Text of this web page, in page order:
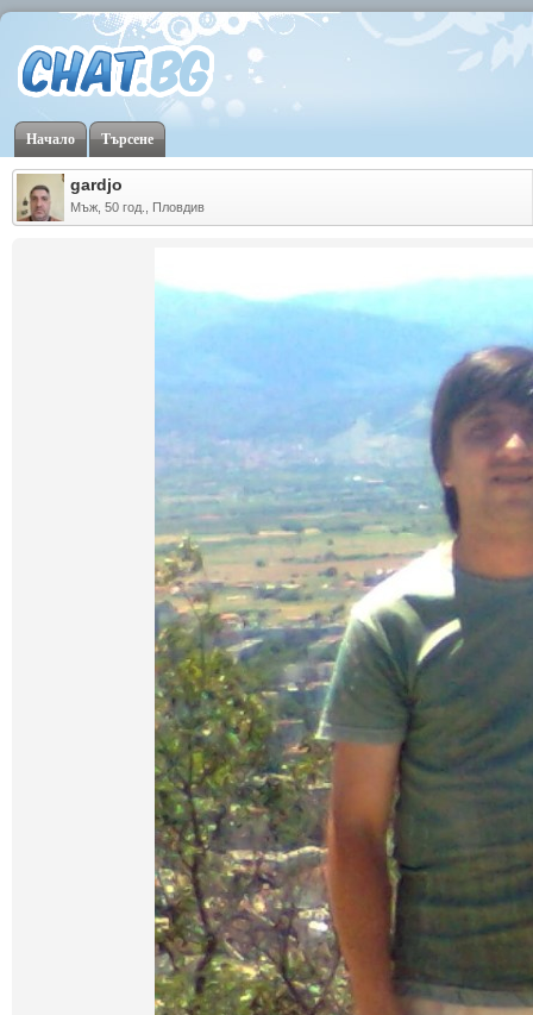
Начало Търсене
gardjo
Мъж, 50 год., Пловдив